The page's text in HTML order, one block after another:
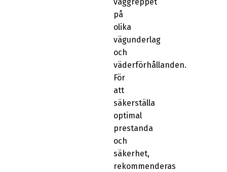
på
olika
vägunderlag
och
väderförhållanden.
För
att
säkerställa
optimal
prestanda
och
säkerhet,
rekommenderas